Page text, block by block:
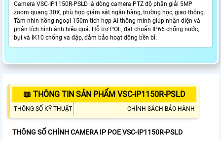
Camera VSC-IP1150R-PSLD là dòng camera PTZ độ phân giải 5MP
zoom quang 30X, phù hợp giám sát ngân hàng, trường học, giao thông.
Tầm nhìn hồng ngoại 150m tích hợp AI thông minh giúp nhận diện và
phân tích hình ảnh hiệu quả. Hỗ trợ POE, đạt chuẩn IP66 chống nước,
bụi và IK10 chống va đập, đảm bảo hoạt động bền bỉ.
📖 THÔNG TIN SẢN PHẨM VSC-IP1150R-PSLD
THÔNG SỐ KỸ THUẬT CHÍNH SÁCH BẢO HÀNH
THÔNG SỐ CHÍNH CAMERA IP POE VSC-IP1150R-PSLD